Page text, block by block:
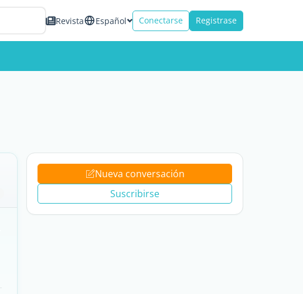
Revista Español Conectarse Registrase
Nueva conversación
Suscribirse